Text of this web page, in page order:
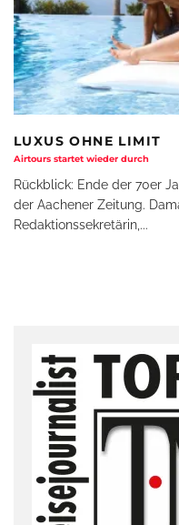
LUXUS OHNE LIMIT
Airtours startet wieder durch
Rückblick: Ende der 70er
der Aachener Zeitung.
Redaktionssekretärin,...